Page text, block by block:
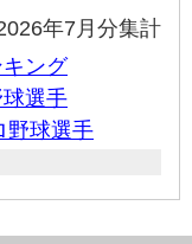
年7月分集計
ング
選手
野球選手